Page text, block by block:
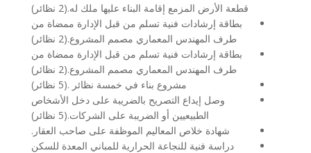
قطعة الأرض المزمع إقامة البناء عليها ملك له.(2 نظائر)
بطاقة إرشادات فنية تسلم من قبل الإدارة ممضاة من
طرف المهندس المعماري مصمم المشروع.(2 نظائر)
بطاقة إرشادات فنية تسلم من قبل الإدارة ممضاة من
طرف المهندس المعماري مصمم المشروع.(2 نظائر)
مشروع بناء في خمسة نظائر .(5 نظائر)
وصل إيداع التصريح بالضريبة على دخل الأشخاص
الطبيعيين أو الضريبة على الشركات.(5 نظائر)
شهادة خلاص المعاليم الموظفة على صاحب العقار.
دراسة فنية للنجاعة الحرارية للمباني المعدة للسكن